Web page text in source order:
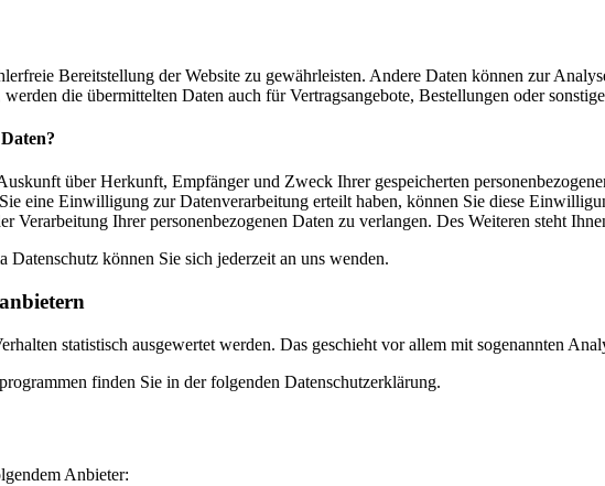
Bereitstellung der Website zu gewährleisten. Andere Daten können zur
die übermittelten Daten auch für Vertragsangebote, Bestellungen oder
über Herkunft, Empfänger und Zweck Ihrer gespeicherten
eine Einwilligung zur Datenverarbeitung erteilt haben, können Sie diese
Verarbeitung Ihrer personenbezogenen Daten zu verlangen. Des Weiteren steht
können Sie sich jederzeit an uns wenden.
statistisch ausgewertet werden. Das geschieht vor allem mit sogenannten
finden Sie in der folgenden Datenschutzerklärung.
Anbieter: